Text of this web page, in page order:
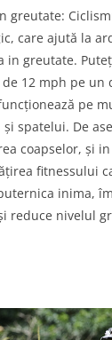
greutate:
care ajută la
in greutate.
12 mph pe un
pe
spatelui. De
coapselor, și
fitnessului
inima,
reduce nivelul